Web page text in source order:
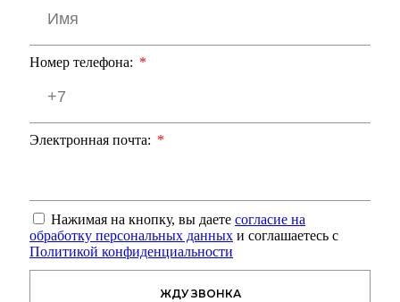
Номер телефона:
Электронная почта:
Нажимая на кнопку, вы даете согласие на
обработку персональных данных и соглашаетесь с
Политикой конфиденциальности
ЖДУ ЗВОНКА